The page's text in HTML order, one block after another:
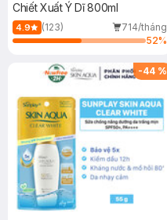
Chiết Xuất Ý Dĩ 800ml
4.9 (123)
714/tháng
52%
-44 %